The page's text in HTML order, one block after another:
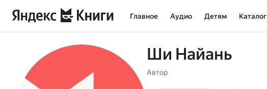
Главное Аудио Детям Каталог
Ши Найань
Автор